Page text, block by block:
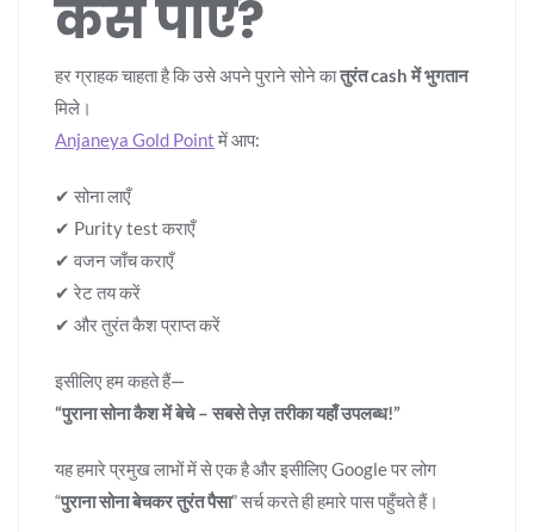
कैसे पाएं?
हर ग्राहक चाहता है कि उसे अपने पुराने सोने कातुरंत cash में भुगतान
मिले।
Anjaneya Gold Point में आप:
✔ सोना लाएँ
✔ Purity test कराएँ
✔ वजन जाँच कराएँ
✔ रेट तय करें
✔ और तुरंत कैश प्राप्त करें
इसीलिए हम कहते हैं—
“पुराना सोना कैश में बेचे – सबसे तेज़ तरीका यहाँ उपलब्ध!”
यह हमारे प्रमुख लाभों में से एक है और इसीलिए Google पर लोग
“पुराना सोना बेचकर तुरंत पैसा” सर्च करते ही हमारे पास पहुँचते हैं।